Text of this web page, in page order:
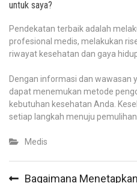
untuk saya?
Pendekatan terbaik adalah
profesional medis, melakukan
riwayat kesehatan dan gaya
Dengan informasi dan wawasan
dapat menemukan metode
kebutuhan kesehatan Anda.
setiap langkah menuju
Medis
Bagaimana